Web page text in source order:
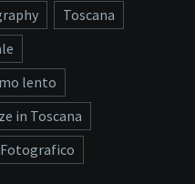
Toscana
lento
in Toscana